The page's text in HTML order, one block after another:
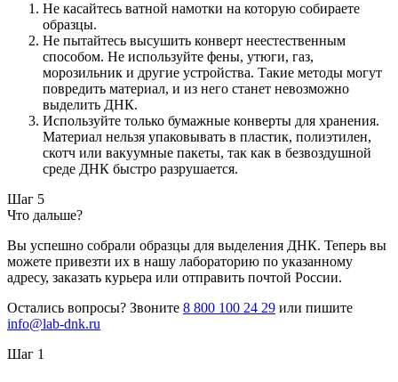
Не касайтесь ватной намотки на которую собираете
образцы.
Не пытайтесь высушить конверт неестественным
способом. Не используйте фены, утюги, газ,
морозильник и другие устройства. Такие методы могут
повредить материал, и из него станет невозможно
выделить ДНК.
Используйте только бумажные конверты для хранения.
Материал нельзя упаковывать в пластик, полиэтилен,
скотч или вакуумные пакеты, так как в безвоздушной
среде ДНК быстро разрушается.
Шаг 5
Что дальше?
Вы успешно собрали образцы для выделения ДНК. Теперь вы
можете привезти их в нашу лабораторию по указанному
адресу, заказать курьера или отправить почтой России.
Остались вопросы? Звоните 8 800 100 24 29 или пишите
info@lab-dnk.ru
Шаг 1